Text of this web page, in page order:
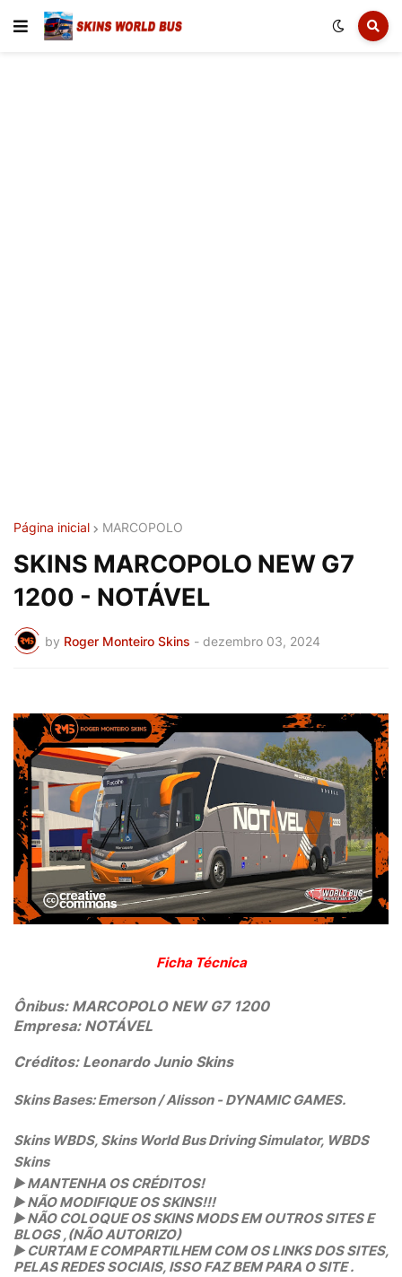
Página inicial MARCOPOLO
SKINS MARCOPOLO NEW G7
1200 - NOTÁVEL
by Roger Monteiro Skins - dezembro 03, 2024
Ficha Técnica
Ônibus: MARCOPOLO NEW G7 1200
Empresa: NOTÁVEL
Créditos: Leonardo Junio Skins
Skins Bases: Emerson / Alisson - DYNAMIC GAMES.
Skins WBDS, Skins World Bus Driving Simulator, WBDS
Skins
▶️MANTENHA OS CRÉDITOS!
▶️NÃO MODIFIQUE OS SKINS!!!
▶️NÃO COLOQUE OS SKINS MODS EM OUTROS SITES E
BLOGS ,(NÃO AUTORIZO)
▶️CURTAM E COMPARTILHEM COM OS LINKS DOS SITES,
PELAS REDES SOCIAIS, ISSO FAZ BEM PARA O SITE .